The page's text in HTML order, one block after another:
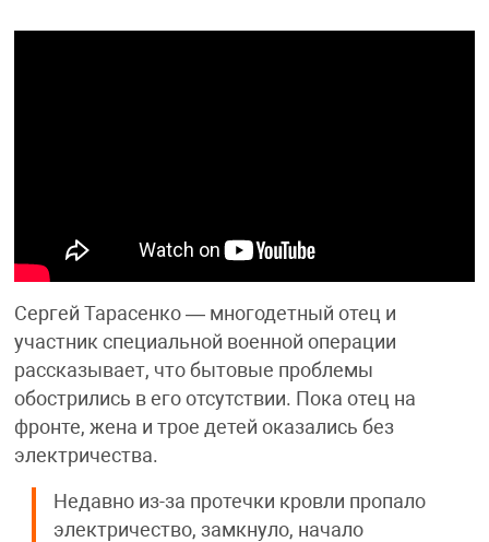
Сергей Тарасенко — многодетный отец и
участник специальной военной операции
рассказывает, что бытовые проблемы
обострились в его отсутствии. Пока отец на
фронте, жена и трое детей оказались без
электричества.
Недавно из-за протечки кровли пропало
электричество, замкнуло, начало